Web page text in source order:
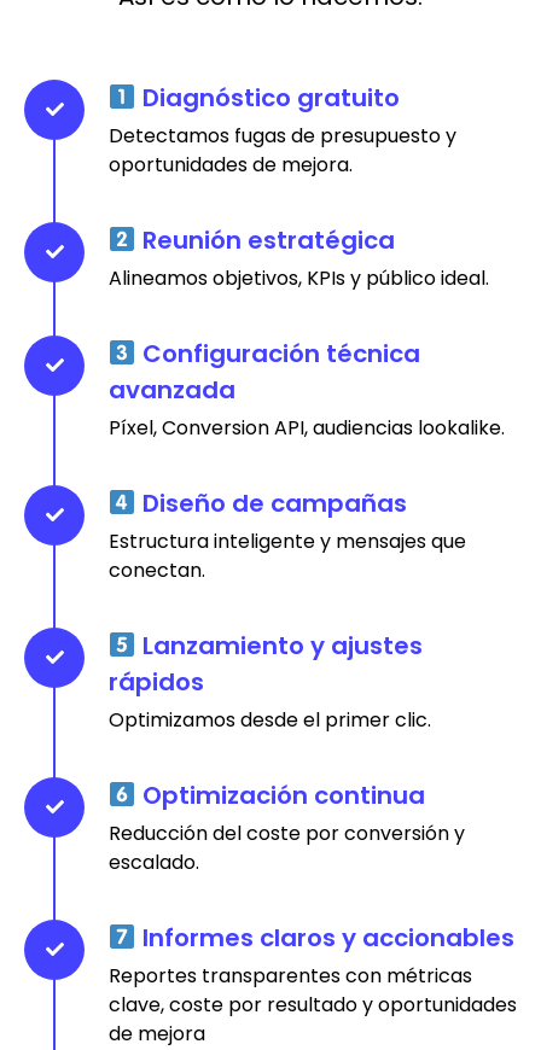
Diagnóstico gratuito
Detectamos fugas de presupuesto y
oportunidades de mejora.
Reunión estratégica
Alineamos objetivos, KPIs y público ideal.
Configuración técnica
avanzada
Píxel, Conversion API, audiencias lookalike.
Diseño de campañas
Estructura inteligente y mensajes que
conectan.
Lanzamiento y ajustes
rápidos
Optimizamos desde el primer clic.
Optimización continua
Reducción del coste por conversión y
escalado.
Informes claros y accionables
Reportes transparentes con métricas
clave, coste por resultado y oportunidades
de mejora